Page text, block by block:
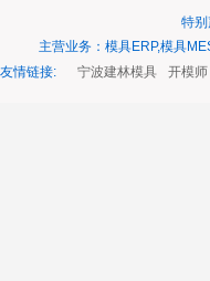
特
主营业务：模具ERP,模具
友情链接:
深孔钻床 宁波建林模具 开模师